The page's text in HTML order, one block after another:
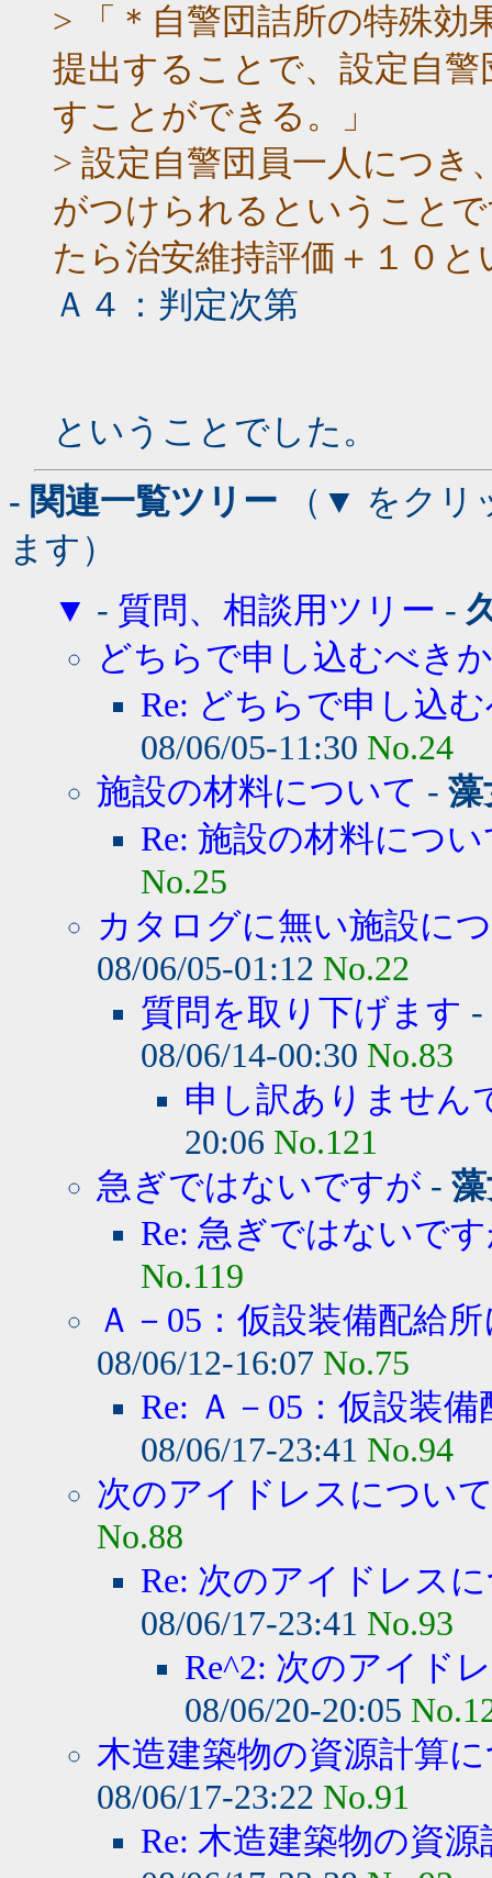
> 「＊自警団詰所の特殊
提出することで、設定自
すことができる。」
> 設定自警団員一人につき
がつけられるということ
たら治安維持評価＋１０
Ａ４：判定次第
ということでした。
- 関連一覧ツリー （▼ をクリ
ます）
▼ - 質問、相談用ツリー -
どちらで申し込むべき
Re: どちらで申し込
08/06/05-11:30 No.24
施設の材料について - 藻
Re: 施設の材料につ
No.25
カタログに無い施設に
08/06/05-01:12 No.22
質問を取り下げます -
08/06/14-00:30 No.83
申し訳ありません
20:06 No.121
急ぎではないですが -
Re: 急ぎではないで
No.119
Ａ－05：仮設装備配給
08/06/12-16:07 No.75
Re: Ａ－05：仮設装
08/06/17-23:41 No.94
次のアイドレスについ
No.88
Re: 次のアイドレス
08/06/17-23:41 No.93
Re^2: 次のアイド
08/06/20-20:05
木造建築物の資源計算
08/06/17-23:22 No.91
Re: 木造建築物の資